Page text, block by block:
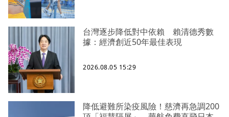
台灣逐步降低對中依賴 賴清德秀數
據：經濟創近50年最佳表現
2026.08.05 15:29
降低避難所染疫風險！慈濟再急調200